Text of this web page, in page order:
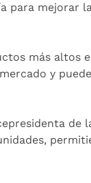
para mejorar
más altos
y
de